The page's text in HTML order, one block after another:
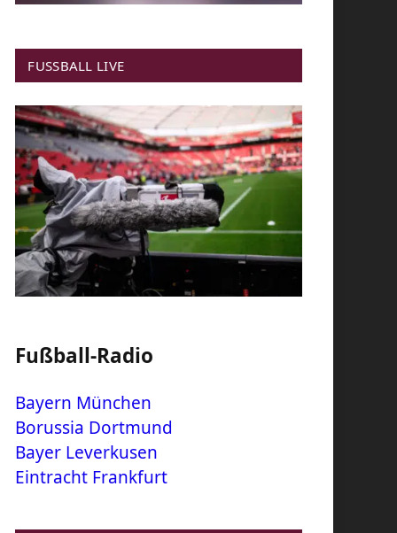
FUSSBALL LIVE
Fußball-Radio
Bayern München
Borussia Dortmund
Bayer Leverkusen
Eintracht Frankfurt